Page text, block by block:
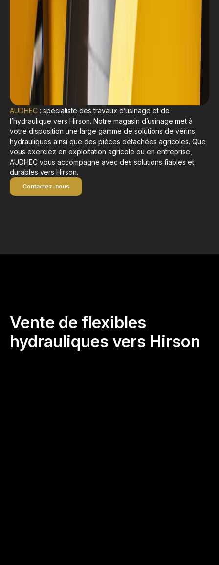
AUDHEC : spécialiste des travaux d’usinage et de
l’hydraulique vers Hirson. Notre magasin d’usinage met à
votre disposition une large gamme de solutions de vérins
hydrauliques ainsi que des pièces détachées agricoles. Que
vous exerciez en exploitation agricole ou en entreprise,
AUDHEC vous accompagne avec des solutions fiables et
durables vers Hirson.
Contactez-nous
Vente de flexibles
hydrauliques vers Hirson